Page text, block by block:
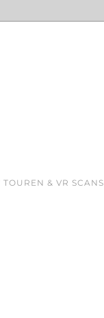
TOUREN & VR SCANS